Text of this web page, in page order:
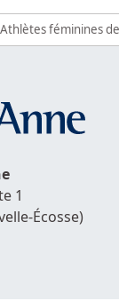
Athlètes féminines
1
Écosse)